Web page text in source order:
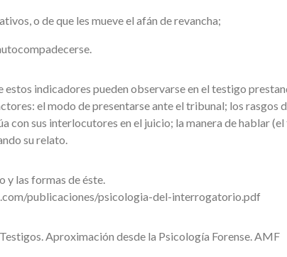
o de que les mueve el afán de revancha;
indicadores pueden observarse en el testigo
el modo de presentarse ante el tribunal; los rasgos
con sus interlocutores en el juicio; la manera de hablar
su relato.
las formas de éste.
publicaciones/psicologia-del-interrogatorio.pdf
Aproximación desde la Psicología Forense. AMF